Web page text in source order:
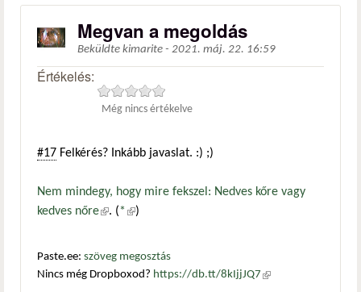
Megvan a megoldás
Beküldte kimarite - 2021. máj. 22. 16:59
Értékelés:
Még nincs értékelve
#17 Felkérés? Inkább javaslat. :) ;)
Nem mindegy, hogy mire fekszel: Nedves kőre vagy
kedves nőre(külső hivatkozás)
. (* (külső hivatkozás)
)
Paste.ee: szöveg megosztás
Nincs még Dropboxod? https://db.tt/8kIjjJQ7 (külső